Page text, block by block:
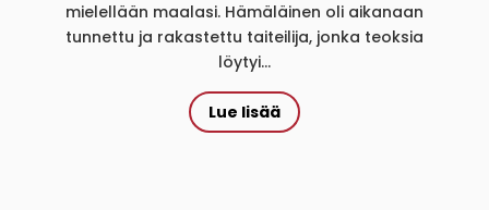
mielellään maalasi. Hämäläinen oli aikanaan
tunnettu ja rakastettu taiteilija, jonka teoksia
löytyi...
Lue lisää